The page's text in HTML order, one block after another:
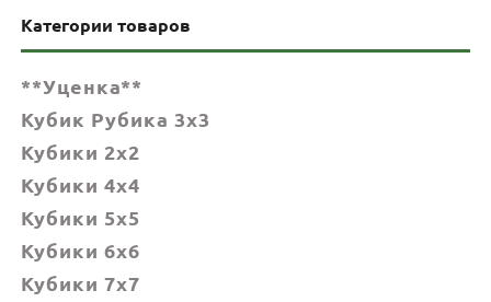
Категории товаров
**Уценка**
Кубик Рубика 3x3
Кубики 2x2
Кубики 4x4
Кубики 5x5
Кубики 6х6
Кубики 7х7